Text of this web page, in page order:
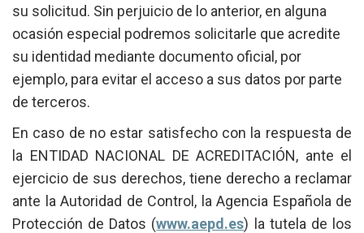
su solicitud. Sin perjuicio de lo anterior, en alguna
ocasión especial podremos solicitarle que acredite
su identidad mediante documento oficial, por
ejemplo, para evitar el acceso a sus datos por parte
de terceros.
En caso de no estar satisfecho con la respuesta de
la ENTIDAD NACIONAL DE ACREDITACIÓN, ante el
ejercicio de sus derechos, tiene derecho a reclamar
ante la Autoridad de Control, la Agencia Española de
Protección de Datos (www.aepd.es) la tutela de los